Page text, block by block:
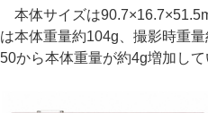
本体サイズは
は本体重量約104g、撮影時重
50から本体重量が約4g増加して